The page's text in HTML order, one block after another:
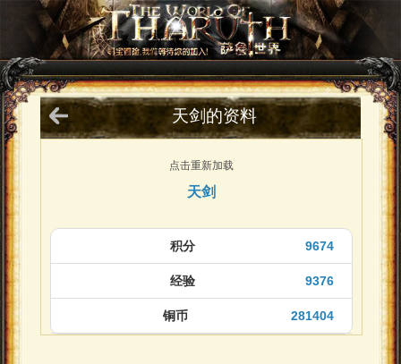
天剑的资料
点击重新加载
天剑
9674
积分
9376
经验
281404
铜币